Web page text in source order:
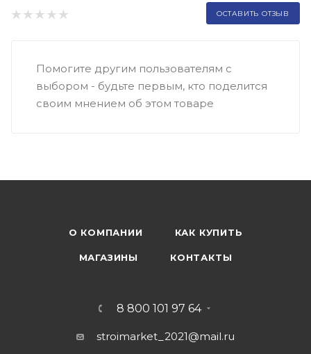
ОСТАВИТЬ ОТЗЫВ
Помогите другим пользователям с
выбором - будьте первым, кто поделится
своим мнением об этом товаре
О КОМПАНИИ КАК КУПИТЬ
МАГАЗИНЫ КОНТАКТЫ
8 800 101 97 64
stroimarket_2021@mail.ru